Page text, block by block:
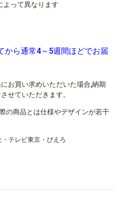
って異なります
から通常4～5週間ほどでお届
お買い求めいただいた場合,納期
せていただきます。
の商品とは仕様やデザインが若干
テレビ東京・ぴえろ